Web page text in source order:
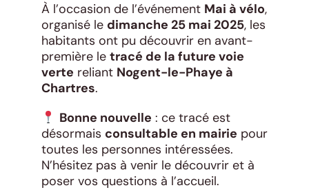
À l’occasion de l’événement Mai à vélo,
organisé le dimanche 25 mai 2025, les
habitants ont pu découvrir en avant-
première le tracé de la future voie
verte reliant Nogent-le-Phaye à
Chartres.
Bonne nouvelle : ce tracé est
désormais consultable en mairie pour
toutes les personnes intéressées.
N’hésitez pas à venir le découvrir et à
poser vos questions à l’accueil.